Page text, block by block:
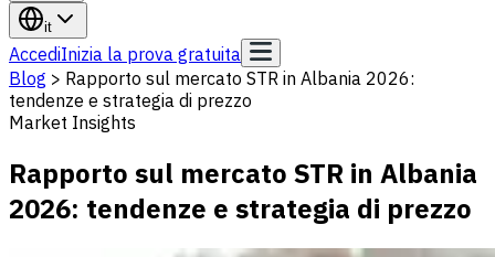
it
AccediInizia la prova gratuita
Blog > Rapporto sul mercato STR in Albania 2026:
tendenze e strategia di prezzo
Market Insights
Rapporto sul mercato STR in Albania
2026: tendenze e strategia di prezzo